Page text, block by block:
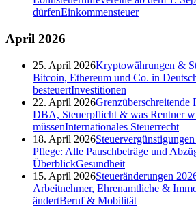
dürfenEinkommensteuer
April 2026
25. April 2026Kryptowährungen &
Bitcoin, Ethereum und Co. in
besteuertInvestitionen
22. April 2026Grenzüberschreitende
DBA, Steuerpflicht & was Rentner
müssenInternationales Steuerrecht
18. April 2026
Pflege: Alle Pauschbeträge und
ÜberblickGesundheit
15. April 2026Steueränderungen
Arbeitnehmer, Ehrenamtliche &
ändertBeruf & Mobilität